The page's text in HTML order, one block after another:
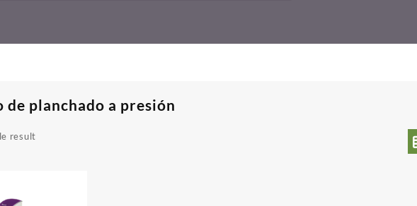
de planchado a presión
result